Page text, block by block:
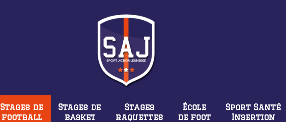
Stages de
football
Stages de
basket
Stages
raquettes
École
de foot
Sport Santé
Insertion